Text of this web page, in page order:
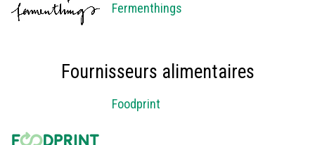
Fermenthings
Fournisseurs alimentaires
Foodprint